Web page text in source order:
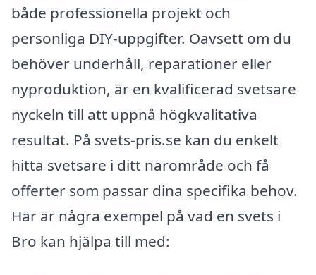
både professionella projekt och
personliga DIY-uppgifter. Oavsett om du
behöver underhåll, reparationer eller
nyproduktion, är en kvalificerad svetsare
nyckeln till att uppnå högkvalitativa
resultat. På svets-pris.se kan du enkelt
hitta svetsare i ditt närområde och få
offerter som passar dina specifika behov.
Här är några exempel på vad en svets i
Bro kan hjälpa till med: